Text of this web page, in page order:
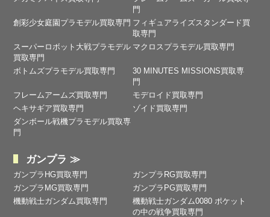
門
創彩少女庭園プラモデル買取専門 フィギュアライズスタンダード買
取専門
スーパーロボット大戦プラモデル
買取専門
マクロスプラモデル買取専門
ボトムズプラモデル買取専門
30 MINUTES MISSIONS買取専
門
フレームアームズ買取専門
モデロイド買取専門
ヘキサギア買取専門
ゾイド買取専門
ダンボール戦機プラモデル買取専
門
ガンプラ ≫
ガンプラHG買取専門
ガンプラRG買取専門
ガンプラMG買取専門
ガンプラPG買取専門
機動戦士ガンダム買取専門
機動戦士ガンダム0080 ポケット
の中の戦争買取専門